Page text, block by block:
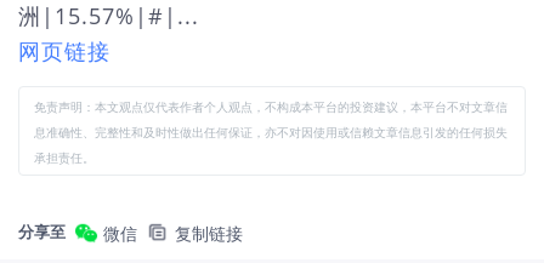
洲|15.57%|#|...
网页链接
免责声明：本文观点仅代表作者个人观点，不构成本平台的投资建议，本平台不对文章信
息准确性、完整性和及时性做出任何保证，亦不对因使用或信赖文章信息引发的任何损失
承担责任。
分享至 微信 复制链接